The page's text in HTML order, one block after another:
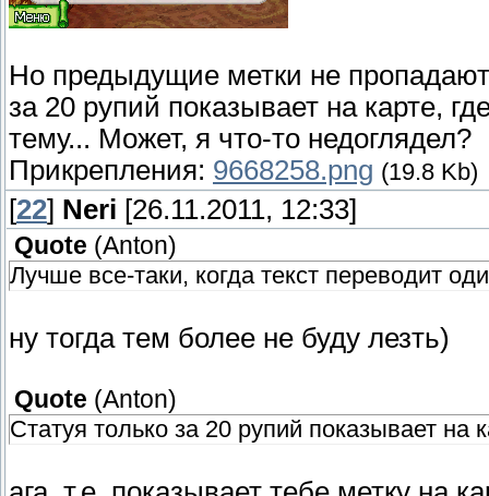
Но предыдущие метки не
за 20 рупий показывает на карте,
тему... Может, я что-то недоглядел?
Прикрепления: 9668258.png (19.8 Kb)
[22] Neri [26.11.2011, 12:33]
Quote (Anton)
Лучше все-таки, когда текст переводит
ну тогда тем более не буду лезть)
Quote (Anton)
Статуя только за 20 рупий показывает на